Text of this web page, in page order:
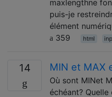
maxlengthne
puis-je
élément
359
html
14 MIN et MAX
Où sont MINet
échéant?